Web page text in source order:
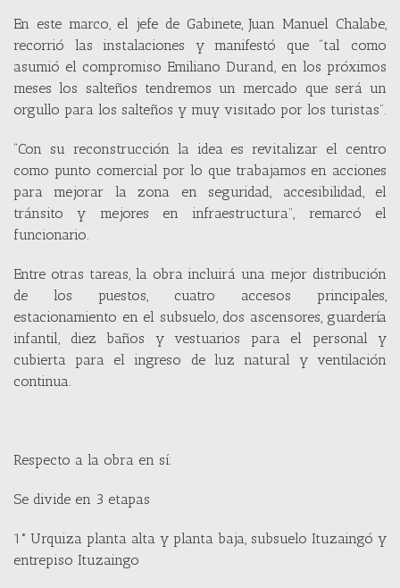
En este marco, el jefe de Gabinete, Juan Manuel Chalabe,
recorrió las instalaciones y manifestó que “tal como
asumió el compromiso Emiliano Durand, en los próximos
meses los salteños tendremos un mercado que será un
orgullo para los salteños y muy visitado por los turistas”.
“Con su reconstrucción la idea es revitalizar el centro
como punto comercial por lo que trabajamos en acciones
para mejorar la zona en seguridad, accesibilidad, el
tránsito y mejores en infraestructura”, remarcó el
funcionario.
Entre otras tareas, la obra incluirá una mejor distribución
de los puestos, cuatro accesos principales,
estacionamiento en el subsuelo, dos ascensores, guardería
infantil, diez baños y vestuarios para el personal y
cubierta para el ingreso de luz natural y ventilación
continua.
Respecto a la obra en sí:
Se divide en 3 etapas
1° Urquiza planta alta y planta baja, subsuelo Ituzaingó y
entrepiso Ituzaingo